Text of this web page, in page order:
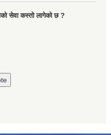
सेवा कस्तो लागेको छ ?